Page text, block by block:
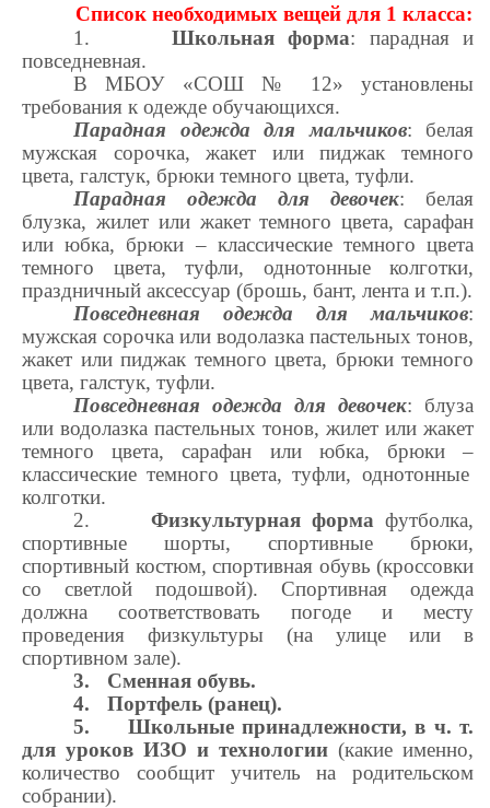
Список необходимых вещей для 1 класса:
1.
Школьная форма: парадная и
повседневная.
В МБОУ «СОШ № 12» установлены
требования к одежде обучающихся.
Парадная одежда для мальчиков: белая
мужская сорочка, жакет или пиджак темного
цвета, галстук, брюки темного цвета, туфли.
Парадная одежда для девочек: белая
блузка, жилет или жакет темного цвета, сарафан
или юбка, брюки –классические темного цвета
темного цвета, туфли, однотонные колготки,
праздничный аксессуар (брошь, бант, лента и т.п.).
Повседневная одежда для мальчиков:
мужская сорочка или водолазка пастельных тонов,
жакет или пиджак темного цвета, брюки темного
цвета, галстук, туфли.
Повседневная одежда для девочек: блуза
или водолазка пастельных тонов, жилет или жакет
темного цвета, сарафан или юбка, брюки –
классические темного цвета, туфли, однотонные
колготки.
2.
Физкультурная форма футболка,
спортивные шорты, спортивные брюки,
спортивный костюм, спортивная обувь (кроссовки
со светлой подошвой). Спортивная одежда
должна соответствовать погоде и месту
проведения физкультуры (на улице или в
спортивном зале).
3.
Сменная обувь.
4.
Портфель (ранец).
5.
Школьные принадлежности, в ч. т.
для уроков ИЗО и технологии (какие именно,
количество сообщит учитель на родительском
собрании).